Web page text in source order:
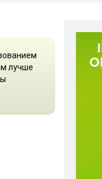
лучше